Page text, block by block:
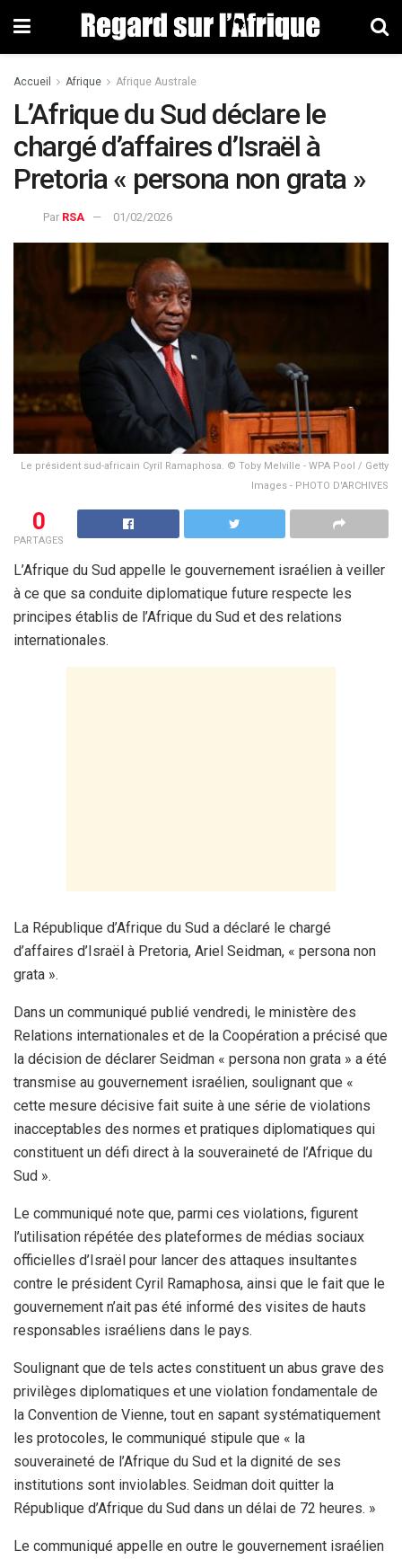
Accueil Afrique Afrique Australe
L’Afrique du Sud déclare le
chargé d’affaires d’Israël à
Pretoria « persona non grata »
Par RSA 01/02/2026
Le président sud-africain Cyril Ramaphosa. © Toby Melville - WPA Pool / Getty
Images - PHOTO D'ARCHIVES
0
PARTAGES
L’Afrique du Sud appelle le gouvernement israélien à veiller
à ce que sa conduite diplomatique future respecte les
principes établis de l’Afrique du Sud et des relations
internationales.
La République d’Afrique du Sud a déclaré le chargé
d’affaires d’Israël à Pretoria, Ariel Seidman, « persona non
grata ».
Dans un communiqué publié vendredi, le ministère des
Relations internationales et de la Coopération a précisé que
la décision de déclarer Seidman « persona non grata » a été
transmise au gouvernement israélien, soulignant que «
cette mesure décisive fait suite à une série de violations
inacceptables des normes et pratiques diplomatiques qui
constituent un défi direct à la souveraineté de l’Afrique du
Sud ».
Le communiqué note que, parmi ces violations, figurent
l’utilisation répétée des plateformes de médias sociaux
officielles d’Israël pour lancer des attaques insultantes
contre le président Cyril Ramaphosa, ainsi que le fait que le
gouvernement n’ait pas été informé des visites de hauts
responsables israéliens dans le pays.
Soulignant que de tels actes constituent un abus grave des
privilèges diplomatiques et une violation fondamentale de
la Convention de Vienne, tout en sapant systématiquement
les protocoles, le communiqué stipule que « la
souveraineté de l’Afrique du Sud et la dignité de ses
institutions sont inviolables. Seidman doit quitter la
République d’Afrique du Sud dans un délai de 72 heures. »
Le communiqué appelle en outre le gouvernement israélien